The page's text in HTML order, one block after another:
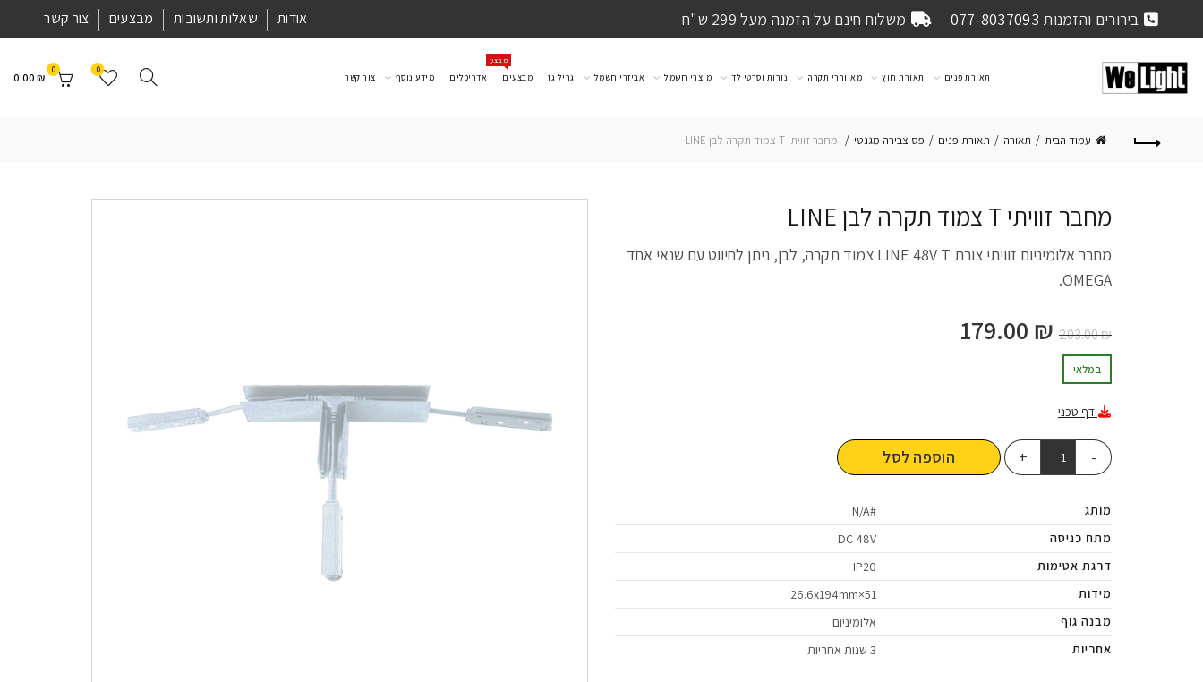
בירורים והזמנות משלוח חינם על הזמנה מעל 299 ש"ח אודות שאלות ותשובות מבצעים צור קשר
תאורת פנים תאורת חוץ מאווררי תקרה נורות וסרטי לד מוצרי חשמל אביזרי חשמל גריל גז מבצעים
מבצע
אדריכלים מידע נוסף צור קשר
0
0
0.00 ₪
עמוד הבית תאורה תאורת פנים פס צבירה מגנטי מחבר זוויתי T צמוד תקרה לבן LINE
מחבר זוויתי T צמוד תקרה לבן LINE
מחבר אלומיניום זוויתי צורת LINE 48V T צמוד תקרה, לבן, ניתן לחיווט עם שנאי אחד
OMEGA.
203.00₪
179.00 ₪
במלאי
דף טכני
הוספה לסל
מותג
#N/A
מתח כניסה
DC 48V
דרגת אטימות
IP20
מידות
51×26.6x194mm
מבנה גוף
אלומיניום
אחריות
3 שנות אחריות